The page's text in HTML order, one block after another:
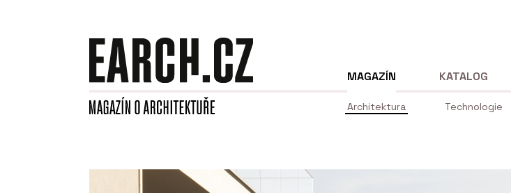
MAGAZÍN
Architektura Technologie
KATALOG